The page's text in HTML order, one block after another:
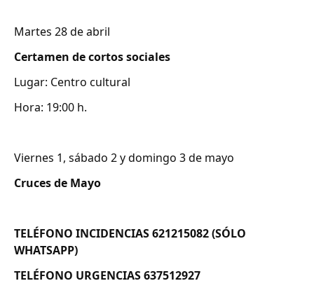
Martes 28 de abril
Certamen de cortos sociales
Lugar: Centro cultural
Hora: 19:00 h.
Viernes 1, sábado 2 y domingo 3 de mayo
Cruces de Mayo
TELÉFONO INCIDENCIAS 621215082 (SÓLO
WHATSAPP)
TELÉFONO URGENCIAS 637512927